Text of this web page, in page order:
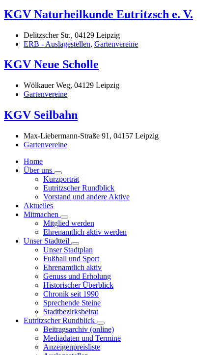
KGV Naturheilkunde Eutritzsch e. V.
Delitzscher Str., 04129 Leipzig
ERB - Auslagestellen, Gartenvereine
KGV Neue Scholle
Wölkauer Weg, 04129 Leipzig
Gartenvereine
KGV Seilbahn
Max-Liebermann-Straße 91, 04157 Leipzig
Gartenvereine
Home
Über uns
Kurzporträt
Eutritzscher Rundblick
Vorstand und andere Aktive
Aktuelles
Mitmachen
Mitglied werden
Ehrenamtlich aktiv werden
Unser Stadtteil
Unser Stadtplan
Fußball und Sport
Ehrenamtlich aktiv
Genuss und Erholung
Historischer Überblick
Chronik seit 1990
Sprechende Steine
Stadtbezirksbeirat
Eutritzscher Rundblick
Beitragsarchiv (online)
Mediadaten und Termine
Anzeigenpreisliste